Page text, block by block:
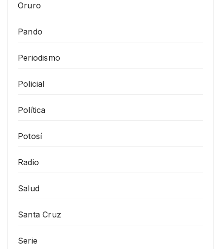
Oruro
Pando
Periodismo
Policial
Política
Potosí
Radio
Salud
Santa Cruz
Serie